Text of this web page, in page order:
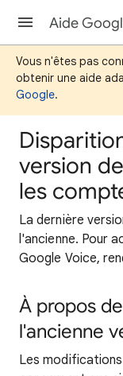
Aide
Vous n'êtes pas
obtenir une aide
Google.
version
les
La dernière
l'ancienne. Pour
Google Voice,
À propos
l'ancienne
Les